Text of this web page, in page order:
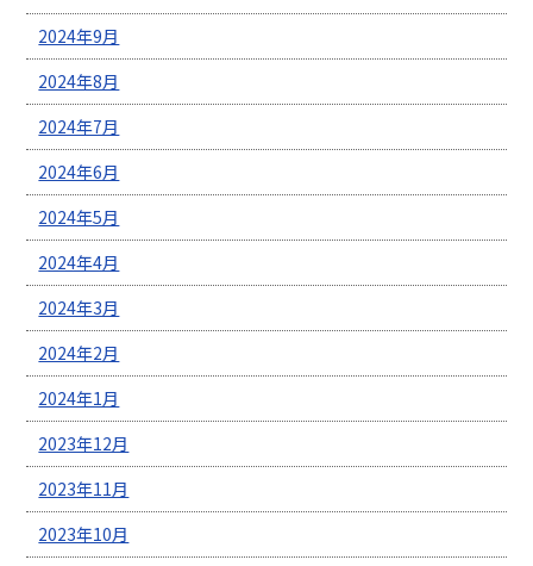
2024年9月
2024年8月
2024年7月
2024年6月
2024年5月
2024年4月
2024年3月
2024年2月
2024年1月
2023年12月
2023年11月
2023年10月